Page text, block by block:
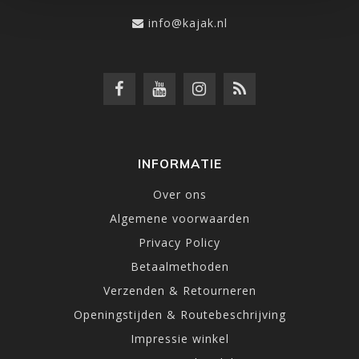
info@kajak.nl
INFORMATIE
Over ons
Algemene voorwaarden
Privacy Policy
Betaalmethoden
Verzenden & Retourneren
Openingstijden & Routebeschrijving
Impressie winkel